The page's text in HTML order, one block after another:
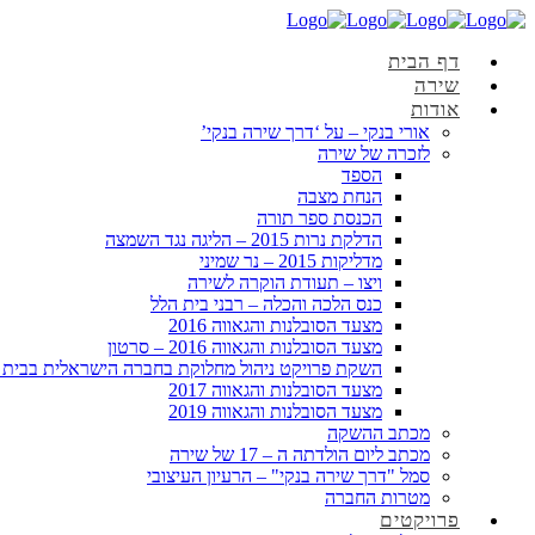
דף הבית
שירה
אודות
אורי בנקי – על ‘דרך שירה בנקי’
לזכרה של שירה
הספד
הנחת מצבה
הכנסת ספר תורה
הדלקת נרות 2015 – הליגה נגד השמצה
מדליקות 2015 – נר שמיני
ויצו – תעודת הוקרה לשירה
כנס הלכה והכלה – רבני בית הלל
מצעד הסובלנות והגאווה 2016
מצעד הסובלנות והגאווה 2016 – סרטון
השקת פרויקט ניהול מחלוקת בחברה הישראלית
מצעד הסובלנות והגאווה 2017
מצעד הסובלנות והגאווה 2019
מכתב ההשקה
מכתב ליום הולדתה ה – 17 של שירה
סמל "דרך שירה בנקי" – הרעיון העיצובי
מטרות החברה
פרויקטים